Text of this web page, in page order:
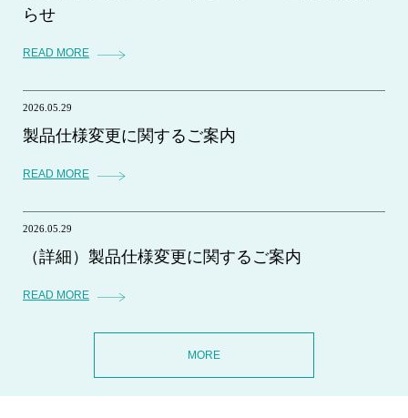
らせ
READ MORE
2026.05.29
製品仕様変更に関するご案内
READ MORE
2026.05.29
（詳細）製品仕様変更に関するご案内
READ MORE
MORE